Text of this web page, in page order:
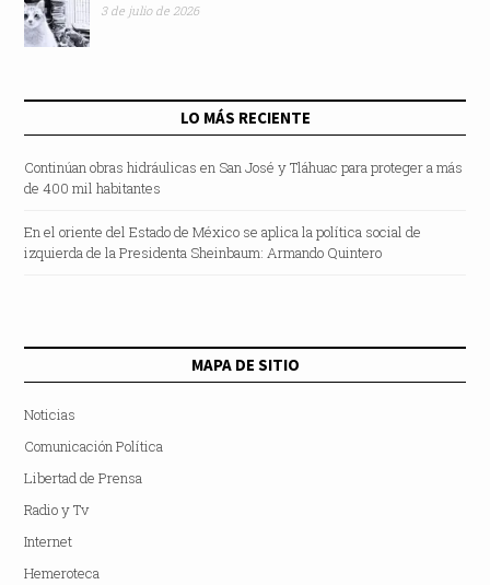
3 de julio de 2026
LO MÁS RECIENTE
Continúan obras hidráulicas en San José y Tláhuac para proteger a más
de 400 mil habitantes
En el oriente del Estado de México se aplica la política social de
izquierda de la Presidenta Sheinbaum: Armando Quintero
MAPA DE SITIO
Noticias
Comunicación Política
Libertad de Prensa
Radio y Tv
Internet
Hemeroteca